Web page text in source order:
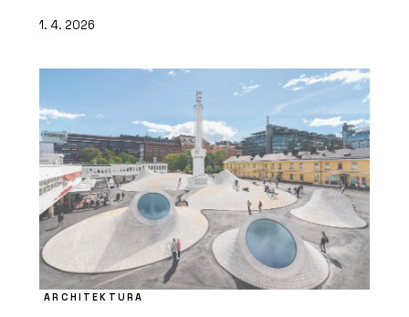
1. 4. 2026
ARCHITEKTURA